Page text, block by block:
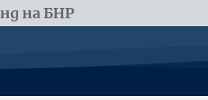
на БНР